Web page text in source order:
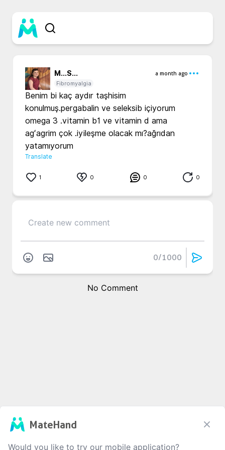
M...S...
a month ago
Fibromyalgia
Benim bi kaç aydır taşhisim
konulmuş.pergabalin ve seleksib içiyorum
omega 3 .vitamin b1 ve vitamin d ama
agʻagrim çok .iyileşme olacak mı?ağrıdan
yatamıyorum
Translate
1 0 0 0
0/1000
No Comment
MateHand
Would you like to try our mobile application?